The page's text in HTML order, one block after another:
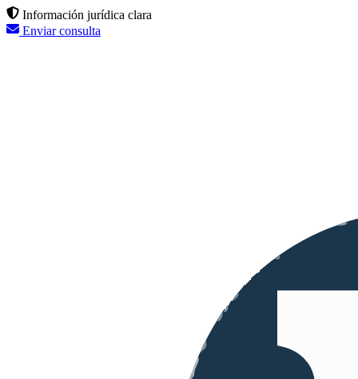
Información jurídica clara
Enviar consulta